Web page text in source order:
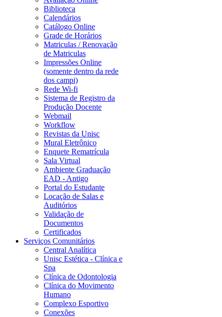
Biblioteca
Calendários
Catálogo Online
Grade de Horários
Matriculas / Renovação
de Matriculas
Impressões Online
(somente dentro da rede
dos campi)
Rede Wi-fi
Sistema de Registro da
Produção Docente
Webmail
Workflow
Revistas da Unisc
Mural Eletrônico
Enquete Rematrícula
Sala Virtual
Ambiente Graduação
EAD - Antigo
Portal do Estudante
Locação de Salas e
Auditórios
Validação de
Documentos
Certificados
Serviços Comunitários
Central Analítica
Unisc Estética - Clínica e
Spa
Clínica de Odontologia
Clínica do Movimento
Humano
Complexo Esportivo
Conexões